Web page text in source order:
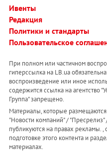
Ивенты
Редакция
Политики и стандарты
Пользовательское
При полном или частичном
гиперссылка на LB.ua
воспроизведение или иное
содержится ссылка на агентство
Группа" запрещено.
Материалы, которые
"Новости компаний" /
публикуются на правах рекламы. ,
подготовке этого контента и
материалах.